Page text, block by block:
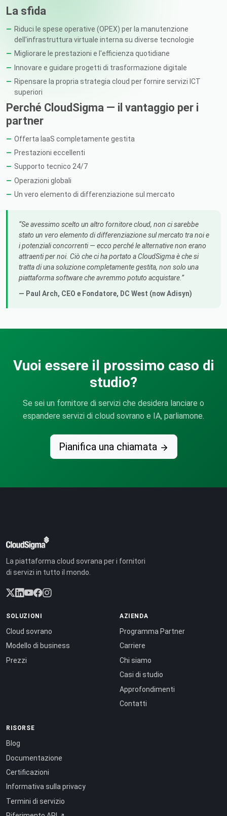
La sfida
Riduci le spese operative (OPEX) per la manutenzione
dell'infrastruttura virtuale interna su diverse tecnologie
Migliorare le prestazioni e l'efficienza quotidiane
Innovare e guidare progetti di trasformazione digitale
Ripensare la propria strategia cloud per fornire servizi ICT
superiori
Perché CloudSigma — il vantaggio per i
partner
Offerta IaaS completamente gestita
Prestazioni eccellenti
Supporto tecnico 24/7
Operazioni globali
Un vero elemento di differenziazione sul mercato
Se avessimo scelto un altro fornitore cloud, non ci sarebbe
stato un vero elemento di differenziazione sul mercato tra noi e
i potenziali concorrenti — ecco perché le alternative non erano
attraenti per noi. Ciò che ci ha portato a CloudSigma è che si
tratta di una soluzione completamente gestita, non solo una
piattaforma software che avremmo potuto acquistare.
— Paul Arch, CEO e Fondatore, DC West (now Adisyn)
Vuoi essere il prossimo caso di
studio?
Se sei un fornitore di servizi che desidera lanciare o
espandere servizi di cloud sovrano e IA, parliamone.
Pianifica una chiamata
La piattaforma cloud sovrana per i fornitori
di servizi in tutto il mondo.
SOLUZIONI
Cloud sovrano
Modello di business
Prezzi
AZIENDA
Programma Partner
Carriere
Chi siamo
Casi di studio
Approfondimenti
Contatti
RISORSE
Blog
Documentazione
Certificazioni
Informativa sulla privacy
Termini di servizio